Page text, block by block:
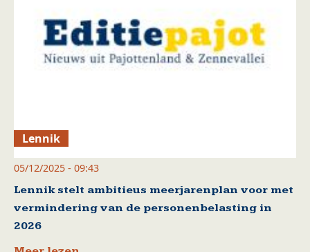
Lennik
05/12/2025 - 09:43
Lennik stelt ambitieus meerjarenplan voor met
vermindering van de personenbelasting in
2026